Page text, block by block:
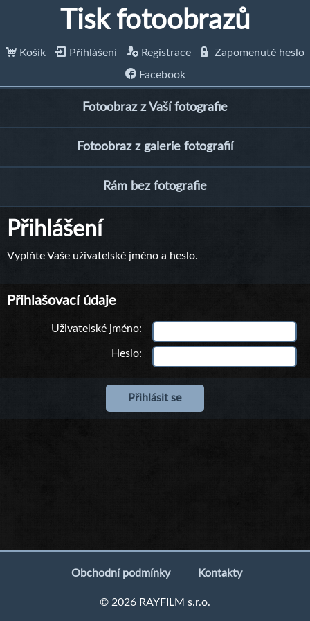
Tisk fotoobrazů
Košík Přihlášení Registrace
Zapomenuté heslo
Facebook
Fotoobraz z Vaší fotografie
Fotoobraz z galerie fotografií
Rám bez fotografie
Přihlášení
Vyplňte Vaše uživatelské jméno a heslo.
Přihlašovací údaje
Uživatelské jméno
Heslo
Obchodní podmínky Kontakty
© 2026 RAYFILM s.r.o.